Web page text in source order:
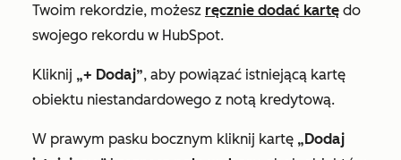
Twoim rekordzie, możesz ręcznie dodać kartę do
swojego rekordu w HubSpot.
Kliknij „+ Dodaj”, aby powiązać istniejącą kartę
obiektu niestandardowego z notą kredytową.
W prawym pasku bocznym kliknij kartę „Dodaj